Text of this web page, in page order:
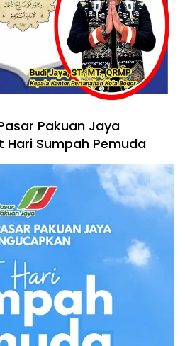
Pakuan Jaya
Hari Sumpah Pemuda